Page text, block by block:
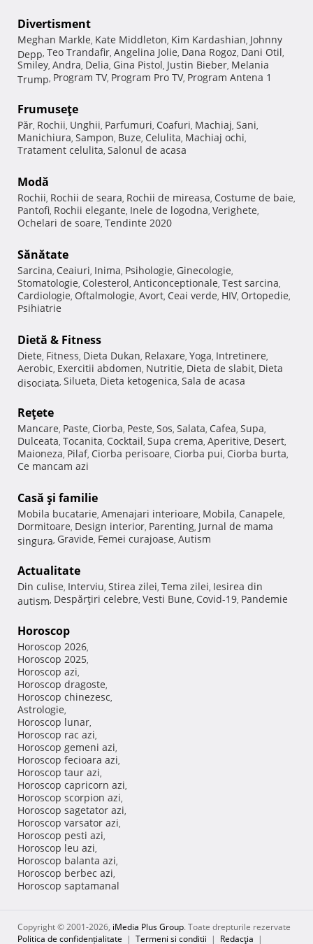
Divertisment
Meghan Markle, Kate Middleton, Kim Kardashian, Johnny
Depp, Teo Trandafir, Angelina Jolie, Dana Rogoz, Dani Otil,
Smiley, Andra, Delia, Gina Pistol, Justin Bieber, Melania
Trump, Program TV, Program Pro TV, Program Antena 1
Frumuseţe
Păr, Rochii, Unghii, Parfumuri, Coafuri, Machiaj, Sani,
Manichiura, Sampon, Buze, Celulita, Machiaj ochi,
Tratament celulita, Salonul de acasa
Modă
Rochii, Rochii de seara, Rochii de mireasa, Costume de baie,
Pantofi, Rochii elegante, Inele de logodna, Verighete,
Ochelari de soare, Tendinte 2020
Sănătate
Sarcina, Ceaiuri, Inima, Psihologie, Ginecologie,
Stomatologie, Colesterol, Anticonceptionale, Test sarcina,
Cardiologie, Oftalmologie, Avort, Ceai verde, HIV, Ortopedie,
Psihiatrie
Dietă & Fitness
Diete, Fitness, Dieta Dukan, Relaxare, Yoga, Intretinere,
Aerobic, Exercitii abdomen, Nutritie, Dieta de slabit, Dieta
disociata, Silueta, Dieta ketogenica, Sala de acasa
Reţete
Mancare, Paste, Ciorba, Peste, Sos, Salata, Cafea, Supa,
Dulceata, Tocanita, Cocktail, Supa crema, Aperitive, Desert,
Maioneza, Pilaf, Ciorba perisoare, Ciorba pui, Ciorba burta,
Ce mancam azi
Casă şi familie
Mobila bucatarie, Amenajari interioare, Mobila, Canapele,
Dormitoare, Design interior, Parenting, Jurnal de mama
singura, Gravide, Femei curajoase, Autism
Actualitate
Din culise, Interviu, Stirea zilei, Tema zilei, Iesirea din
autism, Despărţiri celebre, Vesti Bune, Covid-19, Pandemie
Horoscop
Horoscop 2026,
Horoscop 2025,
Horoscop azi,
Horoscop dragoste,
Horoscop chinezesc,
Astrologie,
Horoscop lunar,
Horoscop rac azi,
Horoscop gemeni azi,
Horoscop fecioara azi,
Horoscop taur azi,
Horoscop capricorn azi,
Horoscop scorpion azi,
Horoscop sagetator azi,
Horoscop varsator azi,
Horoscop pesti azi,
Horoscop leu azi,
Horoscop balanta azi,
Horoscop berbec azi,
Horoscop saptamanal
Copyright © 2001-2026, iMedia Plus Group. Toate drepturile rezervate
Politica de confidențialitate | Termeni si conditii | Redacţia |